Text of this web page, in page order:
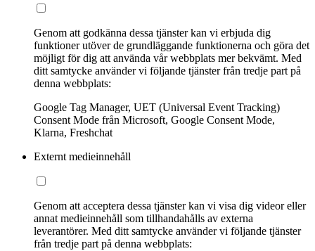
Genom att godkänna dessa tjänster kan vi erbjuda dig
funktioner utöver de grundläggande funktionerna och göra det
möjligt för dig att använda vår webbplats mer bekvämt. Med
ditt samtycke använder vi följande tjänster från tredje part på
denna webbplats:
Google Tag Manager, UET (Universal Event Tracking)
Consent Mode från Microsoft, Google Consent Mode,
Klarna, Freshchat
Externt medieinnehåll
Genom att acceptera dessa tjänster kan vi visa dig videor eller
annat medieinnehåll som tillhandahålls av externa
leverantörer. Med ditt samtycke använder vi följande tjänster
från tredje part på denna webbplats: